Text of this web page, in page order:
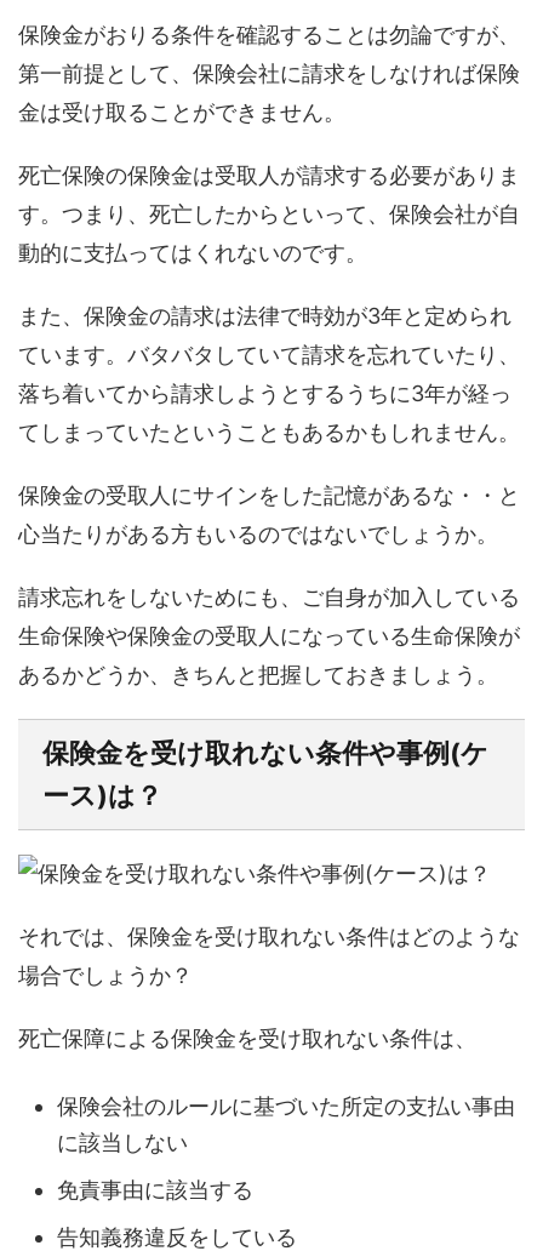
保険金がおりる条件を確認することは勿論ですが、
第一前提として、保険会社に請求をしなければ保険
金は受け取ることができません。
死亡保険の保険金は受取人が請求する必要がありま
す。つまり、死亡したからといって、保険会社が自
動的に支払ってはくれないのです。
また、 保険金の請求は法律で時効が3年と定められ
ています。バタバタしていて請求を忘れていたり、
落ち着いてから請求しようとするうちに3年が経っ
てしまっていたということもあるかもしれません。
保険金の受取人にサインをした記憶があるな・・と
心当たりがある方もいるのではないでしょうか。
請求忘れをしないためにも、ご自身が加入している
生命保険や保険金の受取人になっている生命保険が
あるかどうか、きちんと把握しておきましょう。
保険金を受け取れない条件や事例(ケ
ース)は？
それでは、保険金を受け取れない条件はどのような
場合でしょうか？
死亡保障による保険金を受け取れない条件は、
保険会社のルールに基づいた所定の支払い事由
に該当しない
免責事由に該当する
告知義務違反をしている